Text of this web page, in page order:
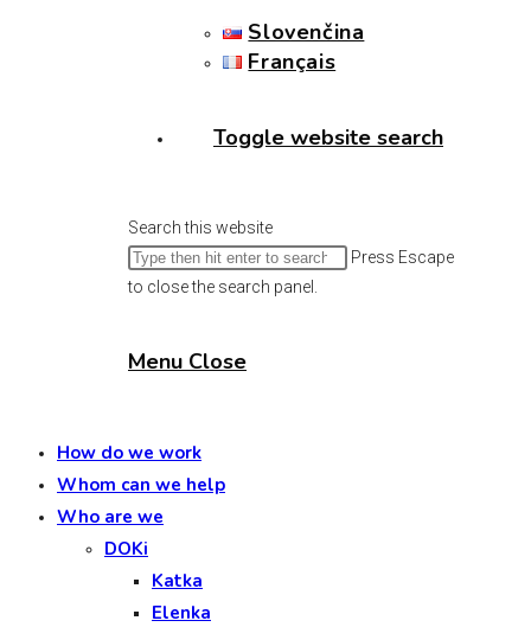
Slovenčina
Français
Toggle website search
Search this website
Press Escape
to close the search panel.
Menu Close
How do we work
Whom can we help
Who are we
DOKi
Katka
Elenka